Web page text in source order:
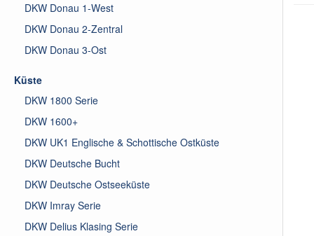
DKW Donau 1-West
DKW Donau 2-Zentral
DKW Donau 3-Ost
Küste
DKW 1800 Serie
DKW 1600+
DKW UK1 Englische & Schottische Ostküste
DKW Deutsche Bucht
DKW Deutsche Ostseeküste
DKW Imray Serie
DKW Delius Klasing Serie